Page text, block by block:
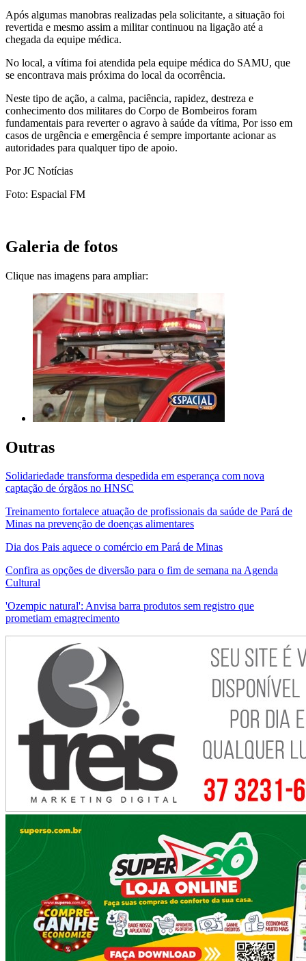
Após algumas manobras realizadas pela solicitante, a situação foi
revertida e mesmo assim a militar continuou na ligação até a
chegada da equipe médica.
No local, a vítima foi atendida pela equipe médica do SAMU, que
se encontrava mais próxima do local da ocorrência.
Neste tipo de ação, a calma, paciência, rapidez, destreza e
conhecimento dos militares do Corpo de Bombeiros foram
fundamentais para reverter o agravo à saúde da vítima, Por isso em
casos de urgência e emergência é sempre importante acionar as
autoridades para qualquer tipo de apoio.
Por JC Notícias
Foto: Espacial FM
Galeria de fotos
Clique nas imagens para ampliar:
Outras
Solidariedade transforma despedida em esperança com nova
captação de órgãos no HNSC
Treinamento fortalece atuação de profissionais da saúde de Pará de
Minas na prevenção de doenças alimentares
Dia dos Pais aquece o comércio em Pará de Minas
Confira as opções de diversão para o fim de semana na Agenda
Cultural
'Ozempic natural': Anvisa barra produtos sem registro que
prometiam emagrecimento